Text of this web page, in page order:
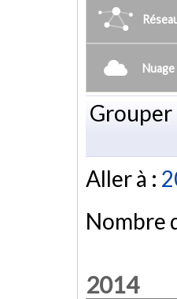
Grouper
Aller à :
Nombre
2014